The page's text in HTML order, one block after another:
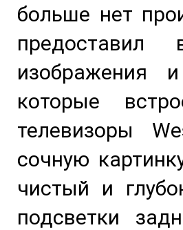
больше нет
предоставил
изображения
которые
телевизоры
сочную
чистый и
подсветки